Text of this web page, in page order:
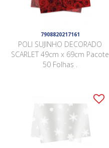
7908820217161
POLI SUJINHO DECORADO
SCARLET 49cm x 69cm Pacote
50 Folhas .